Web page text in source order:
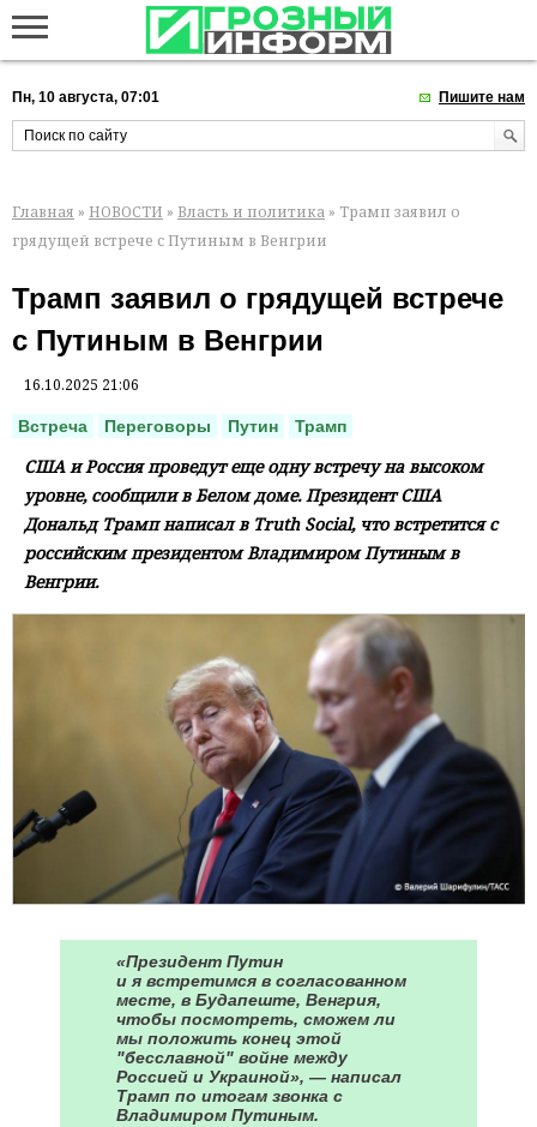
Пн, 10 августа, 07:01 Пишите нам
Главная » НОВОСТИ » Власть и политика » Трамп заявил о
грядущей встрече с Путиным в Венгрии
Трамп заявил о грядущей встрече
с Путиным в Венгрии
16.10.2025 21:06
Встреча Переговоры Путин Трамп
США и Россия проведут еще одну встречу на высоком
уровне, сообщили в Белом доме. Президент США
Дональд Трамп написал в Truth Social, что встретится с
российским президентом Владимиром Путиным в
Венгрии.
«Президент Путин
и я встретимся в согласованном
месте, в Будапеште, Венгрия,
чтобы посмотреть, сможем ли
мы положить конец этой
"бесславной" войне между
Россией и Украиной», — написал
Трамп по итогам звонка с
Владимиром Путиным.